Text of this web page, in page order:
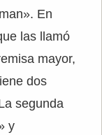
En
las llamó
mayor,
dos
segunda
y